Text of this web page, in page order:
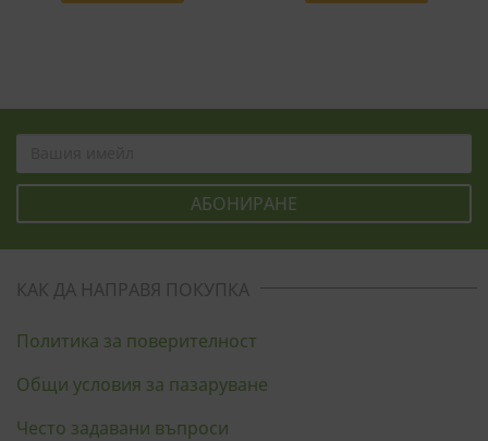
КАК ДА НАПРАВЯ ПОКУПКА
Политика за поверителност
Общи условия за пазаруване
Често задавани въпроси